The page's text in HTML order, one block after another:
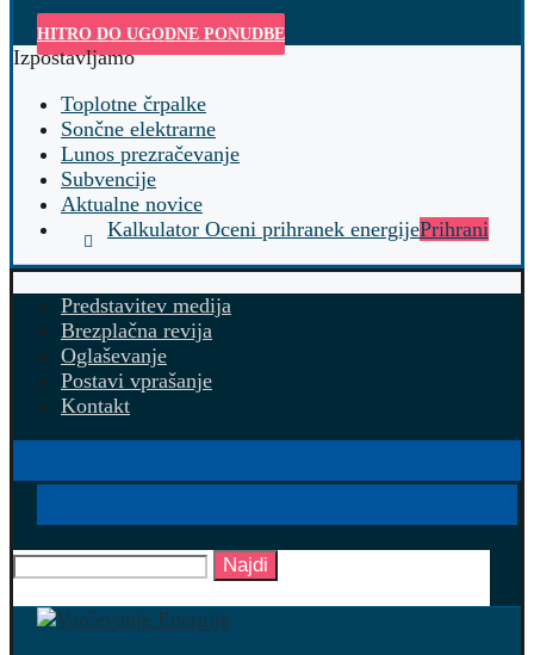
HITRO DO UGODNE PONUDBE
Izpostavljamo
Toplotne črpalke
Sončne elektrarne
Lunos prezračevanje
Subvencije
Aktualne novice
Kalkulator Oceni prihranek energijePrihrani
Predstavitev medija
Brezplačna revija
Oglaševanje
Postavi vprašanje
Kontakt
Najdi